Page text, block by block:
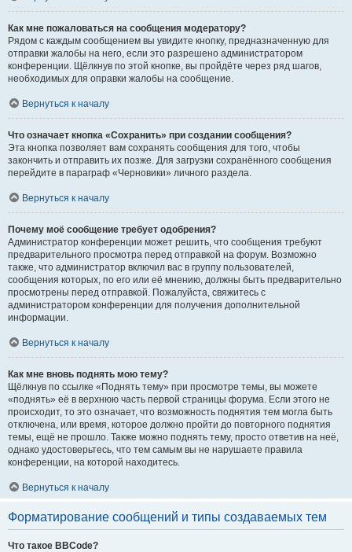
Как мне пожаловаться на сообщения модератору?
Рядом с каждым сообщением вы увидите кнопку, предназначенную для
отправки жалобы на него, если это разрешено администратором
конференции. Щёлкнув по этой кнопке, вы пройдёте через ряд шагов,
необходимых для оправки жалобы на сообщение.
Вернуться к началу
Что означает кнопка «Сохранить» при создании сообщения?
Эта кнопка позволяет вам сохранять сообщения для того, чтобы
закончить и отправить их позже. Для загрузки сохранённого сообщения
перейдите в параграф «Черновики» личного раздела.
Вернуться к началу
Почему моё сообщение требует одобрения?
Администратор конференции может решить, что сообщения требуют
предварительного просмотра перед отправкой на форум. Возможно
также, что администратор включил вас в группу пользователей,
сообщения которых, по его или её мнению, должны быть предварительно
просмотрены перед отправкой. Пожалуйста, свяжитесь с
администратором конференции для получения дополнительной
информации.
Вернуться к началу
Как мне вновь поднять мою тему?
Щёлкнув по ссылке «Поднять тему» при просмотре темы, вы можете
«поднять» её в верхнюю часть первой страницы форума. Если этого не
происходит, то это означает, что возможность поднятия тем могла быть
отключена, или время, которое должно пройти до повторного поднятия
темы, ещё не прошло. Также можно поднять тему, просто ответив на неё,
однако удостоверьтесь, что тем самым вы не нарушаете правила
конференции, на которой находитесь.
Вернуться к началу
Форматирование сообщений и типы создаваемых тем
Что такое BBCode?